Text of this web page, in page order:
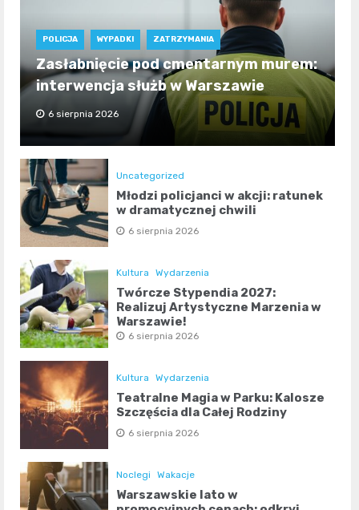
POLICJA WYPADKI ZATRZYMANIA
Zasłabnięcie pod cmentarnym murem:
interwencja służb w Warszawie
6 sierpnia 2026
Uncategorized
Młodzi policjanci w akcji: ratunek
w dramatycznej chwili
6 sierpnia 2026
Kultura Wydarzenia
Twórcze Stypendia 2027:
Realizuj Artystyczne Marzenia w
Warszawie!
6 sierpnia 2026
Kultura Wydarzenia
Teatralne Magia w Parku: Kalosze
Szczęścia dla Całej Rodziny
6 sierpnia 2026
Noclegi Wakacje
Warszawskie lato w